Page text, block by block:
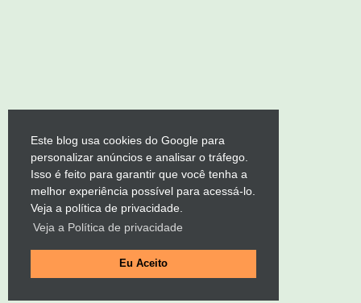
Este blog usa cookies do Google para
personalizar anúncios e analisar o tráfego.
Isso é feito para garantir que você tenha a
melhor experiência possível para acessá-lo.
Veja a política de privacidade.
Veja a Política de privacidade
Eu Aceito